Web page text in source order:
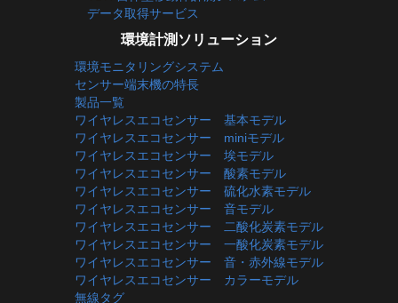
データ取得サービス
環境計測ソリューション
環境モニタリングシステム
センサー端末機の特長
製品一覧
ワイヤレスエコセンサー 基本モデル
ワイヤレスエコセンサー miniモデル
ワイヤレスエコセンサー 埃モデル
ワイヤレスエコセンサー 酸素モデル
ワイヤレスエコセンサー 硫化水素モデル
ワイヤレスエコセンサー 音モデル
ワイヤレスエコセンサー 二酸化炭素モデル
ワイヤレスエコセンサー 一酸化炭素モデル
ワイヤレスエコセンサー 音・赤外線モデル
ワイヤレスエコセンサー カラーモデル
無線タグ